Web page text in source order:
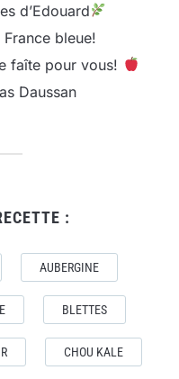
d’Edouard
bleue!
faîte pour vous!
Daussan
:
AUBERGINE
BLETTES
CHOU KALE